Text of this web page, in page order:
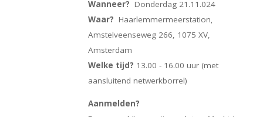
Wanneer? Donderdag 21.11.024
Waar? Haarlemmermeerstation,
Amstelveenseweg 266, 1075 XV,
Amsterdam
Welke tijd? 13.00 - 16.00 uur (met
aansluitend netwerkborrel)
Aanmelden?